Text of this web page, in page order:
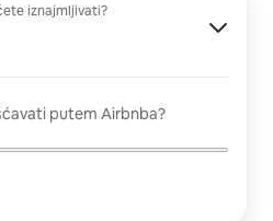
iznajmljivati?
putem Airbnba?